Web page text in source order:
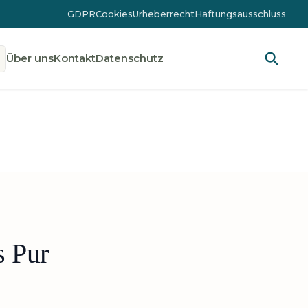
GDPRCookiesUrheberrechtHaftungsausschluss
Über unsKontaktDatenschutz
Pur